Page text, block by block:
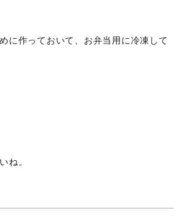
に作っておいて、お弁当用に冷凍して
ね。